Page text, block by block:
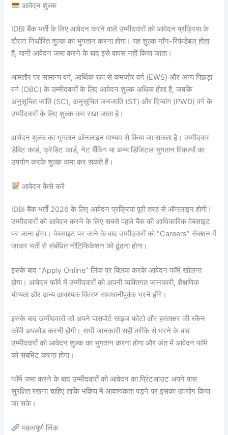
आवेदन शुल्क
IDBI बैंक भर्ती के लिए आवेदन करने वाले उम्मीदवारों को आवेदन प्रक्रिया के
दौरान निर्धारित शुल्क का भुगतान करना होगा। यह शुल्क नॉन-रिफंडेबल होता
है, यानी आवेदन जमा करने के बाद इसे वापस नहीं किया जाता।
आमतौर पर सामान्य वर्ग, आर्थिक रूप से कमजोर वर्ग (EWS) और अन्य पिछड़ा
वर्ग (OBC) के उम्मीदवारों के लिए आवेदन शुल्क अधिक होता है, जबकि
अनुसूचित जाति (SC), अनुसूचित जनजाति (ST) और दिव्यांग (PWD) वर्ग के
उम्मीदवारों के लिए शुल्क कम रखा जाता है।
आवेदन शुल्क का भुगतान ऑनलाइन माध्यम से किया जा सकता है। उम्मीदवार
डेबिट कार्ड, क्रेडिट कार्ड, नेट बैंकिंग या अन्य डिजिटल भुगतान विकल्पों का
उपयोग करके शुल्क जमा कर सकते हैं।
आवेदन कैसे करें
IDBI बैंक भर्ती 2026 के लिए आवेदन प्रक्रिया पूरी तरह से ऑनलाइन होगी।
उम्मीदवारों को आवेदन करने के लिए सबसे पहले बैंक की आधिकारिक वेबसाइट
पर जाना होगा। वेबसाइट पर जाने के बाद उम्मीदवारों को “Careers” सेक्शन में
जाकर भर्ती से संबंधित नोटिफिकेशन को ढूंढना होगा।
इसके बाद “Apply Online” लिंक पर क्लिक करके आवेदन फॉर्म खोलना
होगा। आवेदन फॉर्म में उम्मीदवारों को अपनी व्यक्तिगत जानकारी, शैक्षणिक
योग्यता और अन्य आवश्यक विवरण सावधानीपूर्वक भरने होंगे।
इसके बाद उम्मीदवारों को अपने पासपोर्ट साइज फोटो और हस्ताक्षर की स्कैन
कॉपी अपलोड करनी होगी। सभी जानकारी सही तरीके से भरने के बाद
उम्मीदवारों को आवेदन शुल्क का भुगतान करना होगा और अंत में आवेदन फॉर्म
को सबमिट करना होगा।
फॉर्म जमा करने के बाद उम्मीदवारों को आवेदन का प्रिंटआउट अपने पास
सुरक्षित रखना चाहिए ताकि भविष्य में आवश्यकता पड़ने पर इसका उपयोग किया
जा सके।
महत्वपूर्ण लिंक